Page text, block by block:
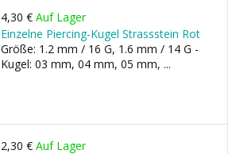
4,30 € Auf Lager
Einzelne Piercing-Kugel Strassstein Rot
Größe: 1.2 mm / 16 G, 1.6 mm / 14 G -
Kugel: 03 mm, 04 mm, 05 mm, ...
2,30 € Auf Lager